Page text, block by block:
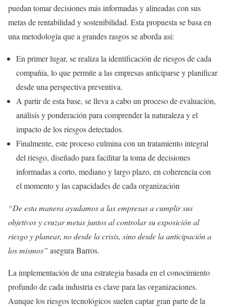
puedan tomar decisiones más informadas y alineadas con sus
metas de rentabilidad y sostenibilidad. Esta propuesta se basa en
una metodología que a grandes rasgos se aborda asi:
En primer lugar, se realiza la identificación de riesgos de cada
compañía, lo que permite a las empresas anticiparse y planificar
desde una perspectiva preventiva.
A partir de esta base, se lleva a cabo un proceso de evaluación,
análisis y ponderación para comprender la naturaleza y el
impacto de los riesgos detectados.
Finalmente, este proceso culmina con un tratamiento integral
del riesgo, diseñado para facilitar la toma de decisiones
informadas a corto, mediano y largo plazo, en coherencia con
el momento y las capacidades de cada organización
“De esta manera ayudamos a las empresas a cumplir sus
objetivos y cruzar metas juntos al controlar su exposición al
riesgo y planear, no desde la crisis, sino desde la anticipación a
los mismos” asegura Barros.
La implementación de una estrategia basada en el conocimiento
profundo de cada industria es clave para las organizaciones.
Aunque los riesgos tecnológicos suelen captar gran parte de la